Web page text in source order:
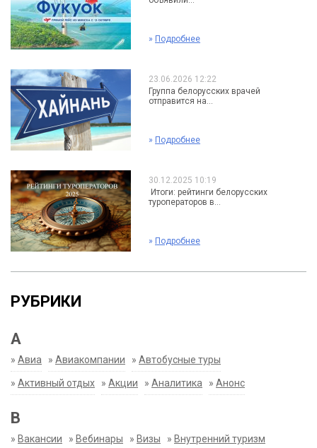
» Подробнее
23.06.2026 12:22
Группа белорусских врачей
отправится на...
» Подробнее
30.12.2025 10:19
Итоги: рейтинги белорусских
туроператоров в...
» Подробнее
РУБРИКИ
А
» Авиа » Авиакомпании » Автобусные туры
» Активный отдых » Акции » Аналитика » Анонс
В
» Вакансии » Вебинары » Визы » Внутренний туризм